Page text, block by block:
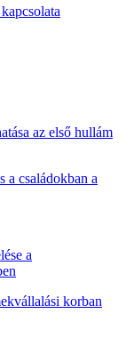
az első hullám
a családokban a
a
korban